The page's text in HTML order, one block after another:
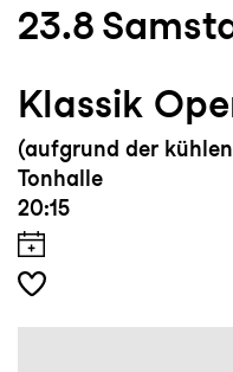
23.8
Klassik
(aufgrund der
Tonhalle
20:15